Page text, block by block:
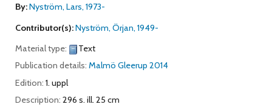
By:Nyström, Lars, 1973-
Contributor(s):Nyström, Örjan, 1949-
Material type:
Text
Publication details: Malmö Gleerup 2014
Edition: 1. uppl
Description: 296 s. ill. 25 cm